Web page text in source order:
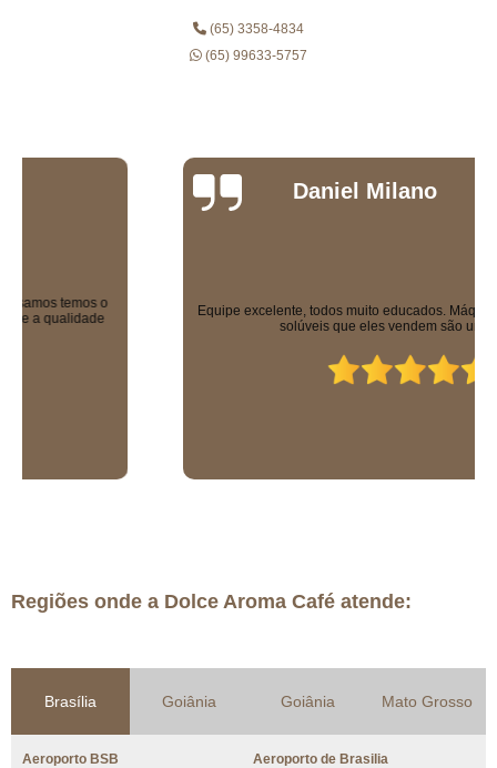
(65) 3358-4834
(65) 99633-5757
Daniel Milano
Equipe excelente, todos muito educados. Máquinas sensacionais e os
solúveis que eles vendem são uma delícia!
Regiões onde a Dolce Aroma Café atende:
Brasília Goiânia Goiânia Mato Grosso
Aeroporto BSB Aeroporto de Brasilia